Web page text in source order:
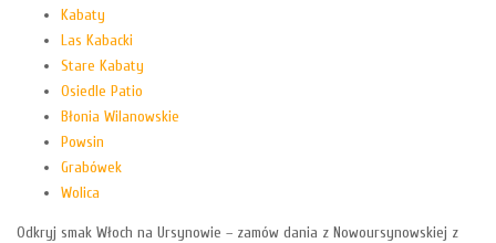
Kabaty
Las Kabacki
Stare Kabaty
Osiedle Patio
Błonia Wilanowskie
Powsin
Grabówek
Wolica
Odkryj smak Włoch na Ursynowie – zamów dania z Nowoursynowskiej z